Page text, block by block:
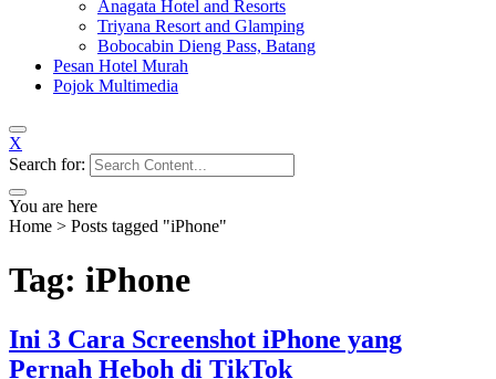
Anagata Hotel and Resorts
Triyana Resort and Glamping
Bobocabin Dieng Pass, Batang
Pesan Hotel Murah
Pojok Multimedia
X
Search for:
You are here
Home > Posts tagged "iPhone"
Tag: iPhone
Ini 3 Cara Screenshot iPhone yang
Pernah Heboh di TikTok